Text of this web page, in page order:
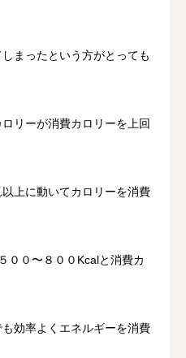
まったという方がとっても
リーが消費カロリーを上回
上に動いてカロリーを消費
００〜８００Kcalと消費カ
効率よくエネルギーを消費